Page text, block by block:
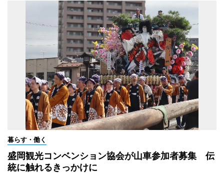
暮らす・働く
盛岡観光コンベンション協会が山車参加者募集 伝
統に触れるきっかけに